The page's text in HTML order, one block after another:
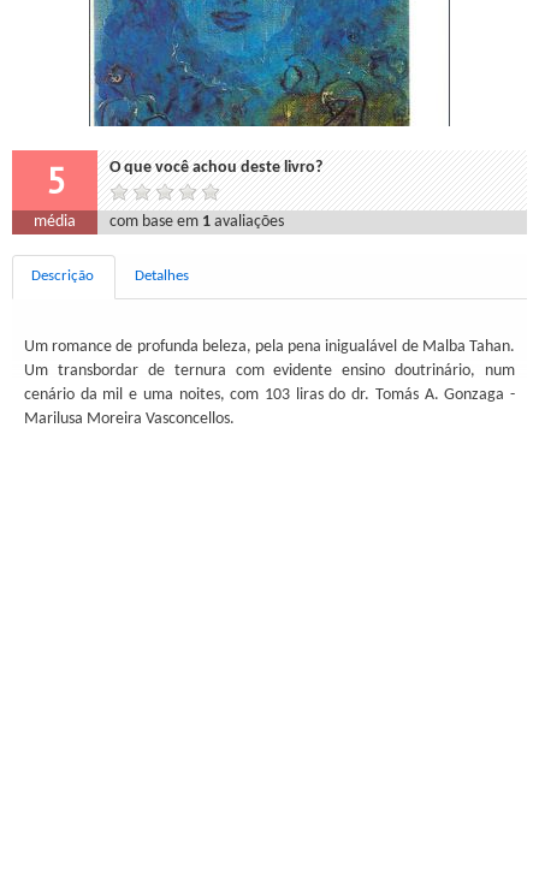
5 O que você achou deste livro?
média com base em 1 avaliações
Descrição Detalhes
Um romance de profunda beleza, pela pena inigualável de Malba Tahan.
Um transbordar de ternura com evidente ensino doutrinário, num
cenário da mil e uma noites, com 103 liras do dr. Tomás A. Gonzaga -
Marilusa Moreira Vasconcellos.